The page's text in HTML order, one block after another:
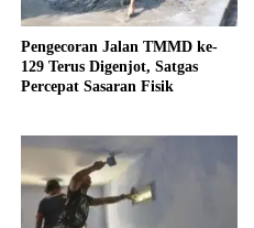
Pengecoran Jalan TMMD ke-
129 Terus Digenjot, Satgas
Percepat Sasaran Fisik